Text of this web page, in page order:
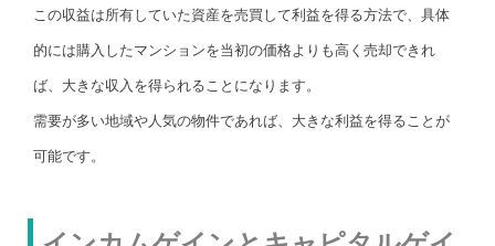
この収益は所有していた資産を売買して利益を得る方法で、具体
的には購入したマンションを当初の価格よりも高く売却できれ
ば、大きな収入を得られることになります。
需要が多い地域や人気の物件であれば、大きな利益を得ることが
可能です。